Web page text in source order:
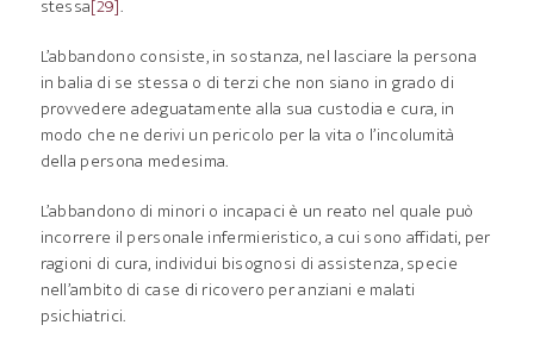
stessa[29].
L’abbandono consiste, in sostanza, nel lasciare la persona
in balia di se stessa o di terzi che non siano in grado di
provvedere adeguatamente alla sua custodia e cura, in
modo che ne derivi un pericolo per la vita o l’incolumità
della persona medesima.
L’abbandono di minori o incapaci è un reato nel quale può
incorrere il personale infermieristico, a cui sono affidati, per
ragioni di cura, individui bisognosi di assistenza, specie
nell’ambito di case di ricovero per anziani e malati
psichiatrici.